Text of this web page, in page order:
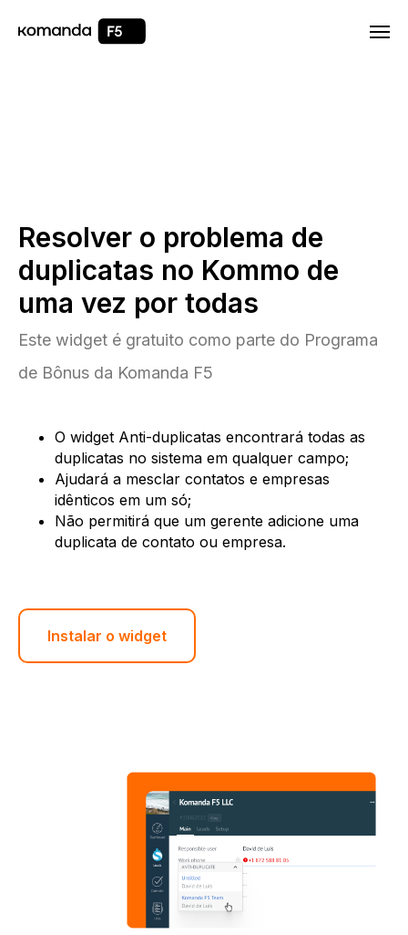
Html code will be here
Resolver o problema de
duplicatas no Kommo de
uma vez por todas
Este widget é gratuito como parte do Programa
de Bônus da Komanda F5
O widget Anti-duplicatas encontrará todas as
duplicatas no sistema em qualquer campo;
Ajudará a mesclar contatos e empresas
idênticos em um só;
Não permitirá que um gerente adicione uma
duplicata de contato ou empresa.
Instalar o widget